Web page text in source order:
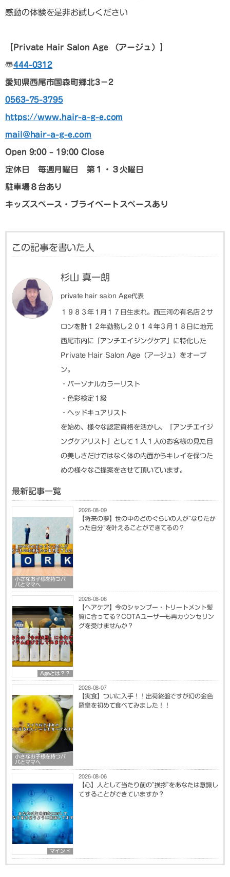
感動の体験を是非お試しください
【Private Hair Salon Age （アージュ）】
〠444-0312
愛知県西尾市国森町郷北3－2
0563-75-3795
https://www.hair-a-g-e.com
mail@hair-a-g-e.com
Open 9:00 – 19:00 Close
定休日 毎週月曜日 第１・３火曜日
駐車場８台あり
キッズスペース・プライベートスペースあり
この記事を書いた人
杉山 真一朗
private hair salon Age代表
１９８３年１月１７日生まれ。西三河の有名店２サ
ロンを計１２年勤務し２０１４年３月１８日に地元
西尾市内に「アンチエイジングケア」に特化した
Private Hair Salon Age（アージュ）をオープ
ン。
・パーソナルカラーリスト
・色彩検定１級
・ヘッドキュアリスト
を始め、様々な認定資格を活かし、「アンチエイジ
ングケアリスト」として１人１人のお客様の見た目
の美しさだけではなく体の内面からキレイを保つた
めの様々なご提案をさせて頂いています。
最新記事一覧
小さなお子様を持つパ
パとママへ
2026-08-09
【将来の夢】世の中のどのぐらいの人が”なりたか
った自分”を叶えることができてるの？
Ageとは？？
2026-08-08
【ヘアケア】今のシャンプー・トリートメント髪
質に合ってる？COTAユーザーも再カウンセリン
グを受けませんか？
小さなお子様を持つパ
パとママへ
2026-08-07
【実食】ついに入手！！出荷終盤ですが幻の金色
羅皇を初めて食べてみました！！
マインド
2026-08-06
【心】人として当たり前の”挨拶”をあなたは意識し
てすることができていますか？